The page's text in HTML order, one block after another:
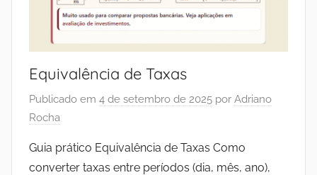
Equivalência de Taxas
Publicado em 4 de setembro de 2025 por Adriano
Rocha
Guia prático Equivalência de Taxas Como
converter taxas entre períodos (dia, mês, ano),